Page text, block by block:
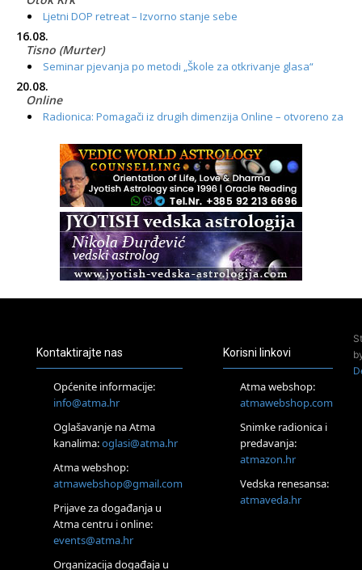
Ljetni DOP retreat – Izvorno stanje sebe
16.08.
Tisno (Murter)
Seminar pjevanja po metodi „Škole za otkrivanje glasa“
20.08.
Online
Radionica: Pomagači iz drugih dimenzija Online – otvoreno za
Zagreb+Online
Osnovni ThetaHealing® tečaj, Zagreb i Online
Zagreb
Osnovna radionica za izscjeljivanje pranom (Basic Pranic
Healing course)
Access BARS®, otpusti stres
23.08.
24.08.
Pjesma srca / Zagreb
Online
Online
Upisi u program Profesionalni hipnoterapeut — nova
generacija kreće 25.08. 2026.
Online
Postanite Nositelj Vibracije Nove Zemlje
Visoko
Kontaktirajte nas
Općenite informacije:
info@atma.hr
Oglašavanje na Atma
kanalima:oglasi@atma.hr
Atma webshop:
atmawebshop@gmail.com
Prijave za događanja u
Atma centru i online:
events@atma.hr
Organizacija događaja u
Korisni linkovi
Atma webshop:
atmawebshop.com
Snimke radionica i
predavanja:
atmazon.hr
Vedska renesansa:
atmaveda.hr